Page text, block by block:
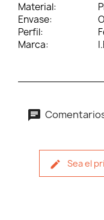
Material:
Envase:
Perfil:
Marca:
Sea el